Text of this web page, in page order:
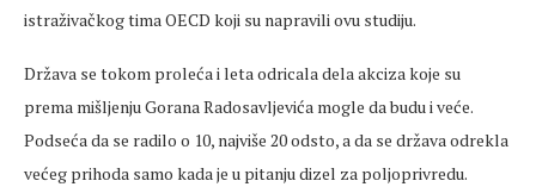
istraživačkog tima OECD koji su napravili ovu studiju.
Država se tokom proleća i leta odricala dela akciza koje su
prema mišljenju Gorana Radosavljevića mogle da budu i veće.
Podseća da se radilo o 10, najviše 20 odsto, a da se država odrekla
većeg prihoda samo kada je u pitanju dizel za poljoprivredu.